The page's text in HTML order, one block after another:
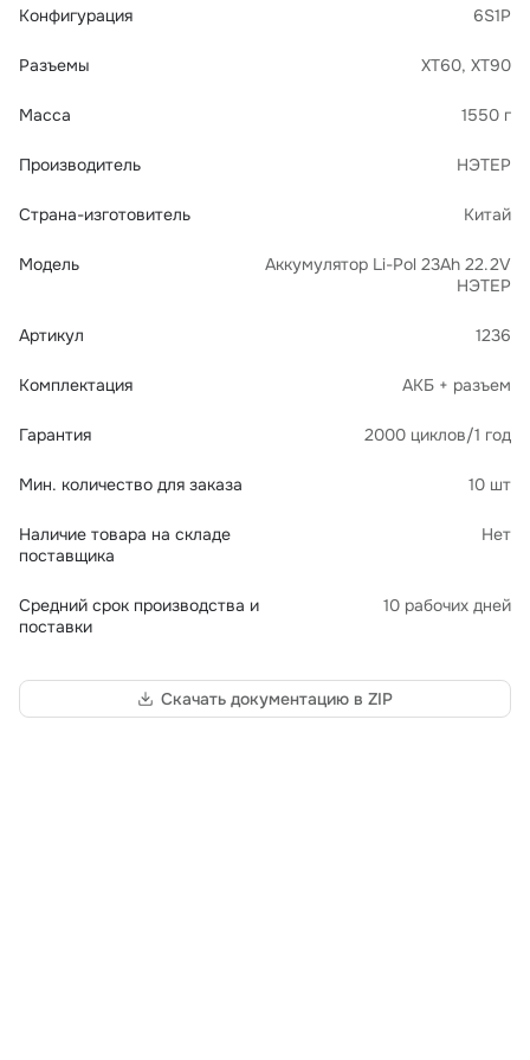
Конфигурация 6S1P
Разъемы XT60, XT90
Масса 1550 г
Производитель НЭТЕР
Страна-изготовитель Китай
Модель
Аккумулятор Li-Pol 23Ah 22.2V
НЭТЕР
Артикул 1236
Комплектация АКБ + разъем
Гарантия 2000 циклов/1 год
Мин. количество для заказа 10 шт
Наличие товара на складе
поставщика
Нет
Средний срок производства и
поставки
10 рабочих дней
Скачать документацию в ZIP